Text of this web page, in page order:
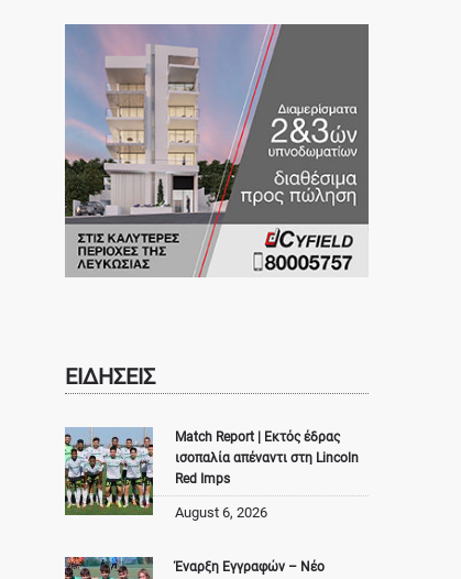
ΕΙΔΗΣΕΙΣ
Match Report | Εκτός έδρας
ισοπαλία απέναντι στη Lincoln
Red Imps
August 6, 2026
Έναρξη Εγγραφών – Νέο